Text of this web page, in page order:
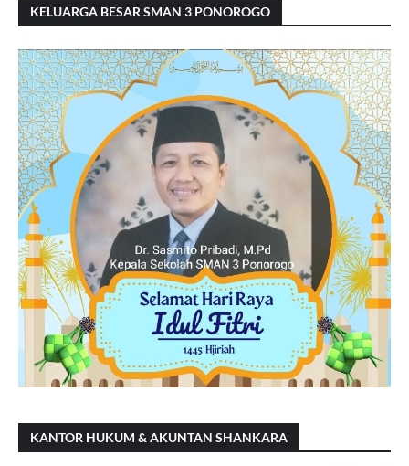
KELUARGA BESAR SMAN 3 PONOROGO
KANTOR HUKUM & AKUNTAN SHANKARA